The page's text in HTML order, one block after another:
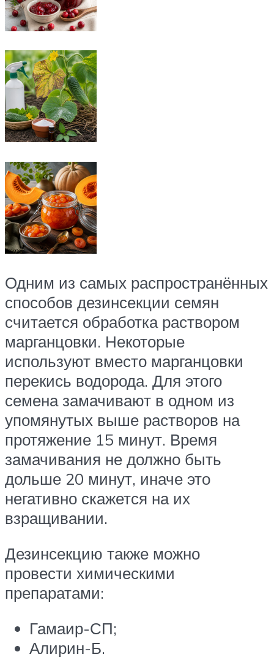
Одним из самых распространённых
способов дезинсекции семян
считается обработка раствором
марганцовки. Некоторые
используют вместо марганцовки
перекись водорода. Для этого
семена замачивают в одном из
упомянутых выше растворов на
протяжение 15 минут. Время
замачивания не должно быть
дольше 20 минут, иначе это
негативно скажется на их
взращивании.
Дезинсекцию также можно
провести химическими
препаратами:
Гамаир-СП;
Алирин-Б.